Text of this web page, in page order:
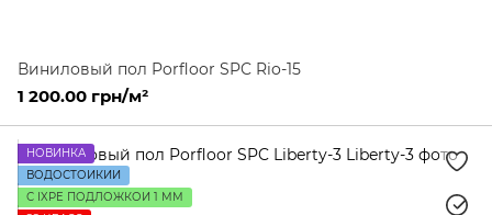
Виниловый пол Porfloor SPC Rio-15
1 200.00 грн/м²
НОВИНКА
ВОДОСТОЙКИЙ
С IXPE ПОДЛОЖКОЙ 1 ММ